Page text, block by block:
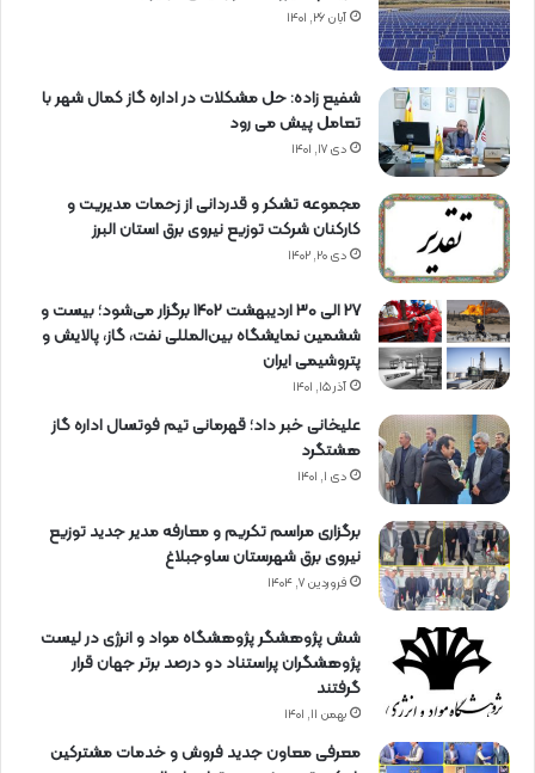
آبان ۲۶, ۱۴۰۱
شفیع زاده: حل مشکلات در اداره گاز کمال شهر با
تعامل پیش می رود
دی ۱۷, ۱۴۰۱
مجموعه تشکر و قدردانی از زحمات مدیریت و
کارکنان شرکت توزیع نیروی برق استان البرز
دی ۲۰, ۱۴۰۲
27 الی 30 اردیبهشت 1402 برگزار می‌شود؛ بیست و
ششمین نمایشگاه بین‌المللی نفت، گاز، پالایش و
پتروشیمی ایران
آذر ۱۵, ۱۴۰۱
علیخانی خبر داد؛ قهرمانی تیم فوتسال اداره گاز
هشتگرد
دی ۱, ۱۴۰۱
برگزاری مراسم تكریم و معارفه مدیر جدید توزیع
نیروی برق شهرستان ساوجبلاغ
فروردین ۷, ۱۴۰۴
شش پژوهشگر پژوهشگاه مواد و انرژی در لیست
پژوهشگران پراستناد دو درصد برتر جهان قرار
گرفتند
بهمن ۱۱, ۱۴۰۱
معرفی معاون جدید فروش و خدمات مشتركین